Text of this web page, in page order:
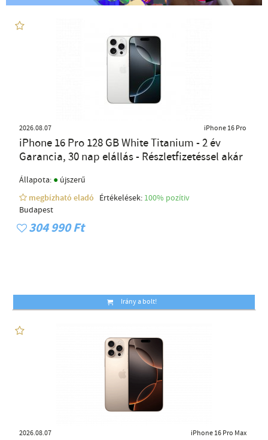
2026.08.07 iPhone 16 Pro
iPhone 16 Pro 128 GB White Titanium - 2 év
Garancia, 30 nap elállás - Részletfizetéssel akár
Állapota: ● újszerű
megbízható eladó
Értékelések: 100% pozítiv
Budapest
304 990 Ft
Irány a bolt!
2026.08.07 iPhone 16 Pro Max